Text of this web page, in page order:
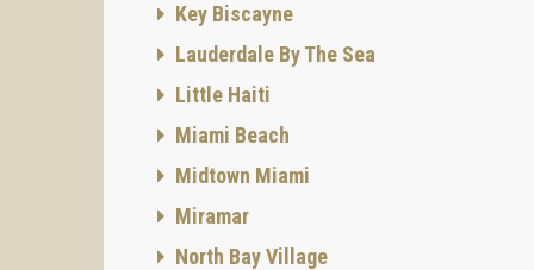
Key Biscayne
Lauderdale By The Sea
Little Haiti
Miami Beach
Midtown Miami
Miramar
North Bay Village